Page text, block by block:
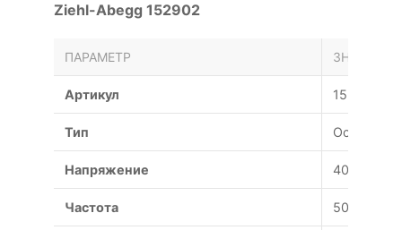
Ziehl-Abegg 152902
ПАРАМЕТР ЗНАЧЕНИЕ
Артикул 152902
Тип Осевой
Напряжение 400 В
Частота 50 Гц